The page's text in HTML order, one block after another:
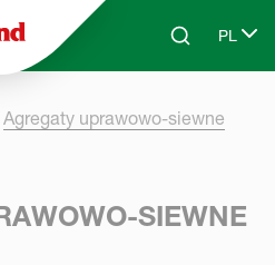
Skip to main contentSearchPL
Select
Agregaty uprawowo-siewne
SIEWNE